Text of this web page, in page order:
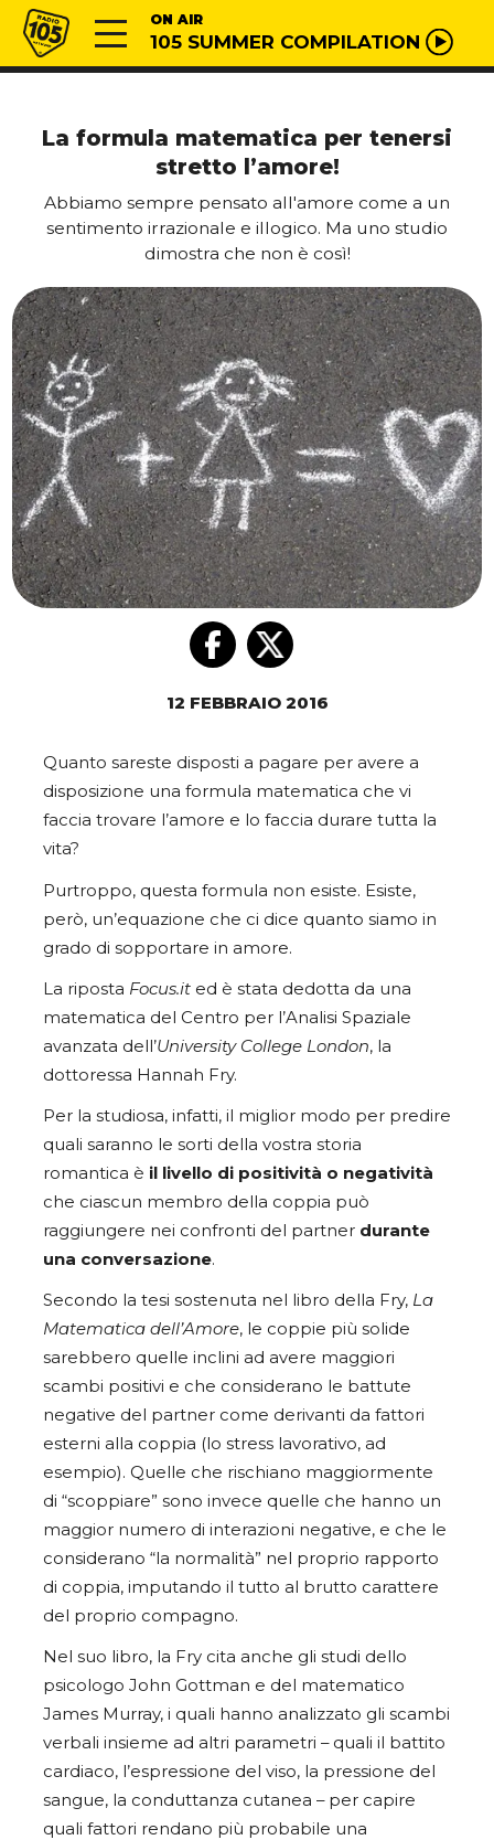
Vai al contenuto
Radio 105 ON AIR
105 SUMMER COMPILATION
La formula matematica per tenersi
stretto l’amore!
Abbiamo sempre pensato all'amore come a un
sentimento irrazionale e illogico. Ma uno studio
dimostra che non è così!
12 FEBBRAIO 2016
Quanto sareste disposti a pagare per avere a
disposizione una formula matematica che vi
faccia trovare l’amore e lo faccia durare tutta la
vita?
Purtroppo, questa formula non esiste. Esiste,
però, un’equazione che ci dice quanto siamo in
grado di sopportare in amore.
La riposta Focus.it ed è stata dedotta da una
matematica del Centro per l’Analisi Spaziale
avanzata dell’University College London, la
dottoressa Hannah Fry.
Per la studiosa, infatti, il miglior modo per predire
quali saranno le sorti della vostra storia
romantica è il livello di positività o negatività
che ciascun membro della coppia può
raggiungere nei confronti del partner durante
una conversazione.
Secondo la tesi sostenuta nel libro della Fry, La
Matematica dell’Amore, le coppie più solide
sarebbero quelle inclini ad avere maggiori
scambi positivi e che considerano le battute
negative del partner come derivanti da fattori
esterni alla coppia (lo stress lavorativo, ad
esempio). Quelle che rischiano maggiormente
di “scoppiare” sono invece quelle che hanno un
maggior numero di interazioni negative, e che le
considerano “la normalità” nel proprio rapporto
di coppia, imputando il tutto al brutto carattere
del proprio compagno.
Nel suo libro, la Fry cita anche gli studi dello
psicologo John Gottman e del matematico
James Murray, i quali hanno analizzato gli scambi
verbali insieme ad altri parametri – quali il battito
cardiaco, l’espressione del viso, la pressione del
sangue, la conduttanza cutanea – per capire
quali fattori rendano più probabile una